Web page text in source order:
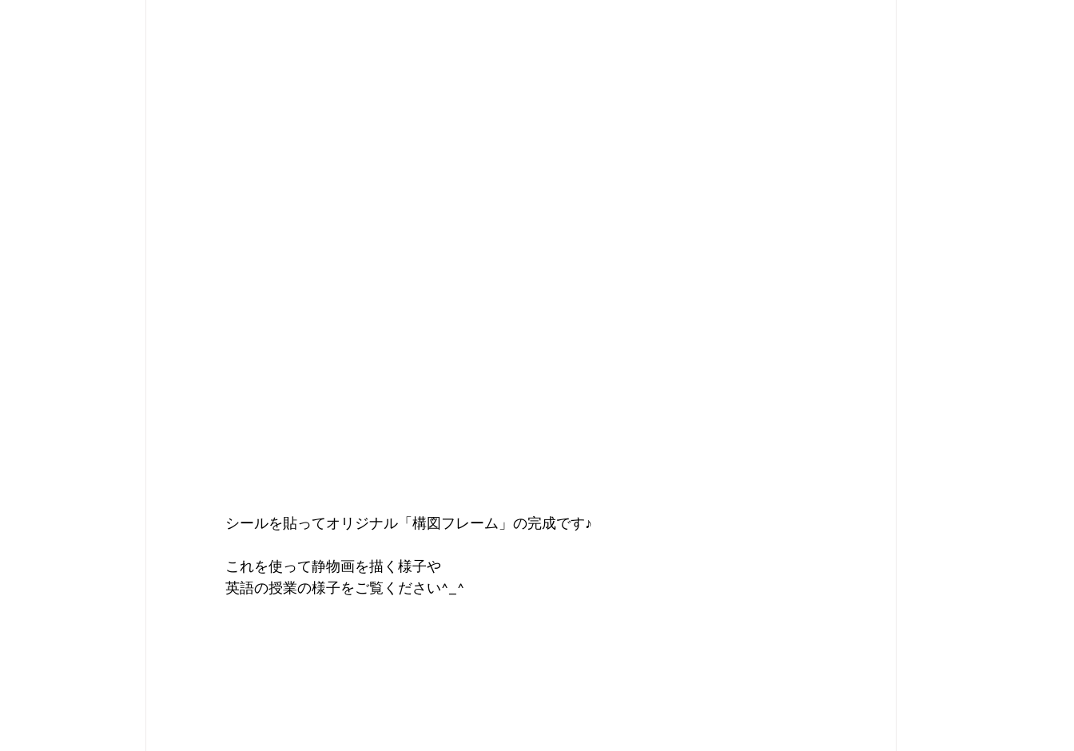
シールを貼ってオリジナル「構図フレーム」の完成です♪
これを使って静物画を描く様子や
英語の授業の様子をご覧ください^_^